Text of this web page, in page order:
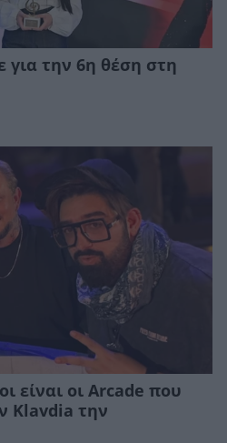
για την 6η θέση στη
είναι οι Arcade που
Κlavdia την